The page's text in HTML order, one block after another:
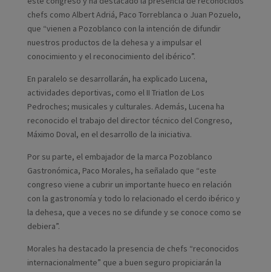
chefs como Albert Adriá, Paco Torreblanca o Juan Pozuelo,
que “vienen a Pozoblanco con la intención de difundir
nuestros productos de la dehesa y a impulsar el
conocimiento y el reconocimiento del ibérico”.
En paralelo se desarrollarán, ha explicado Lucena,
actividades deportivas, como el II Triatlon de Los
Pedroches; musicales y culturales. Además, Lucena ha
reconocido el trabajo del director técnico del Congreso,
Máximo Doval, en el desarrollo de la iniciativa.
Por su parte, el embajador de la marca Pozoblanco
Gastronómica, Paco Morales, ha señalado que “este
congreso viene a cubrir un importante hueco en relación
con la gastronomía y todo lo relacionado el cerdo ibérico y
la dehesa, que a veces no se difunde y se conoce como se
debiera”.
Morales ha destacado la presencia de chefs “reconocidos
internacionalmente” que a buen seguro propiciarán la